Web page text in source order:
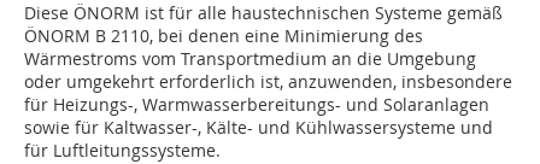
Diese ÖNORM ist für alle haustechnischen Systeme gemäß
ÖNORM B 2110, bei denen eine Minimierung des
Wärmestroms vom Transportmedium an die Umgebung
oder umgekehrt erforderlich ist, anzuwenden, insbesondere
für Heizungs-, Warmwasserbereitungs- und Solaranlagen
sowie für Kaltwasser-, Kälte- und Kühlwassersysteme und
für Luftleitungssysteme.